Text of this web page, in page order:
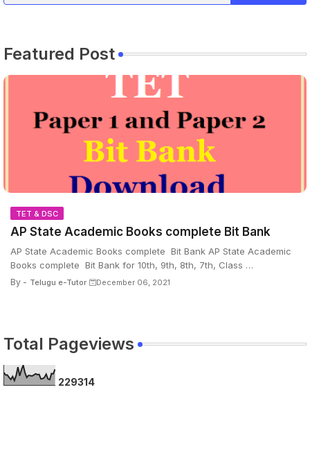
Featured Post
TET & DSC
AP State Academic Books complete Bit Bank
AP State Academic Books complete Bit Bank AP State Academic
Books complete Bit Bank for 10th, 9th, 8th, 7th, Class …
By - Telugu e-Tutor December 06, 2021
Total Pageviews
229314